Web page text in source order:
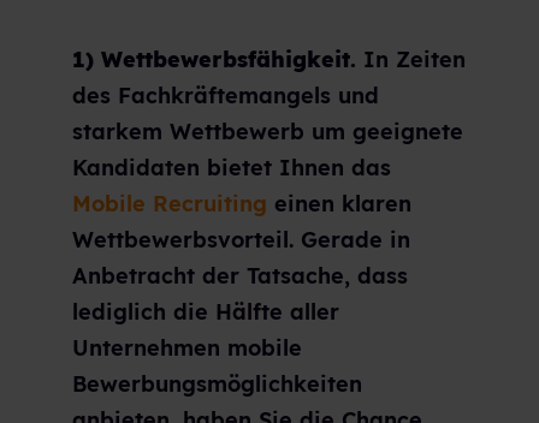
1) Wettbewerbsfähigkeit. In Zeiten
des Fachkräftemangels und
starkem Wettbewerb um geeignete
Kandidaten bietet Ihnen das
Mobile Recruiting einen klaren
Wettbewerbsvorteil. Gerade in
Anbetracht der Tatsache, dass
lediglich die Hälfte aller
Unternehmen mobile
Bewerbungsmöglichkeiten